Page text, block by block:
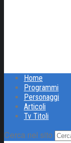
Home
Programmi
Personaggi
Articoli
Tv Titoli
Cerca nel sito